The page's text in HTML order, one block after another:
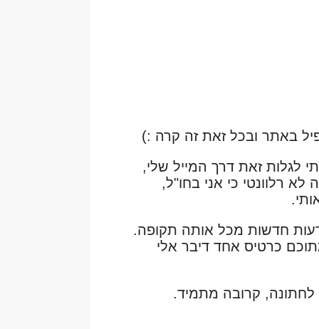
באתר ובכל זאת זה קרה :)
לגלות זאת דרך המייל שלי,
רלוונטי כי אני בחו"ל,
חדשות מכל אותה תקופה.
שנשלחו אליי. מתוכם כרטיס אחד דיבר אלי
לחתונה, קרובה מתמיד.